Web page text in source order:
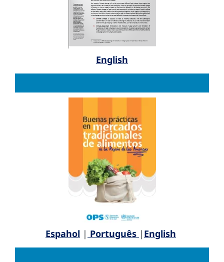
English
Espahol | Português | English